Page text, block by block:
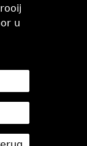
u